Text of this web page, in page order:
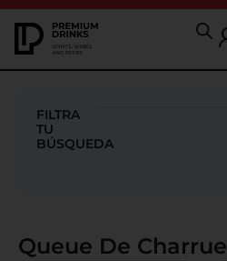
FILTRA
TU
BÚSQUEDA
Queue De Charrue